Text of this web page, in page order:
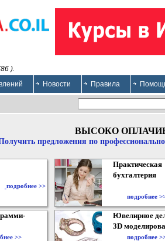
).
Новости Правила
ВЫСОКО
предложения по
подробнее >>
Практическая
бухгалтерия
подробнее
>>
Ювелирное
3D
подробнее